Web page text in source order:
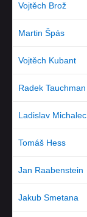
Vojtěch Brož
Martin Špás
Vojtěch Kubant
Radek Tauchman
Ladislav Michalec
Tomáš Hess
Jan Raabenstein
Jakub Smetana